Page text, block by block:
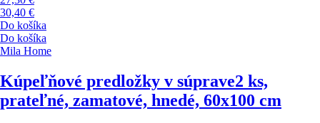
30,40 €
Do košíka
Do košíka
Mila Home
Kúpeľňové predložky v súprave2 ks,
prateľné, zamatové, hnedé, 60x100 cm